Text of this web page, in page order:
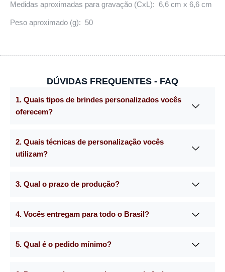
Medidas aproximadas para gravação (CxL): 6,6 cm x 6,6 cm
Peso aproximado (g): 50
DÚVIDAS FREQUENTES - FAQ
1. Quais tipos de brindes personalizados vocês
oferecem?
2. Quais técnicas de personalização vocês
utilizam?
3. Qual o prazo de produção?
4. Vocês entregam para todo o Brasil?
5. Qual é o pedido mínimo?